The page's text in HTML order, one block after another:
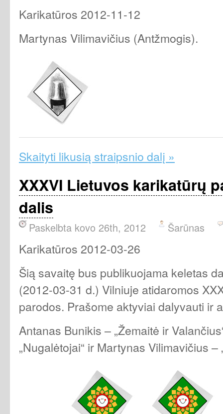
Karikatūros 2012-11-12
Martynas Vilimavičius (Antžmogis).
Skaityti likusią straipsnio dalį »
XXXVI Lietuvos karikatūrų
dalis
Paskelbta kovo 26th, 2012 Šarūnas
Karikatūros 2012-03-26
Šią savaitę bus publikuojama keletas
(2012-03-31 d.) Vilniuje atidaromos
parodos. Prašome aktyviai dalyvauti ir
Antanas Bunikis – „Žemaitė ir
„Nugalėtojai“ ir Martynas Vilimavičius –